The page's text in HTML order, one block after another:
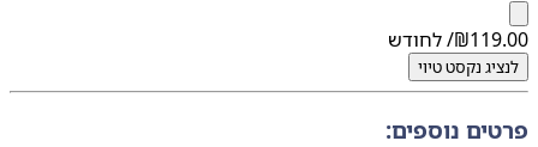
₪/ לחודש
נקסט טיוי
נוספים: